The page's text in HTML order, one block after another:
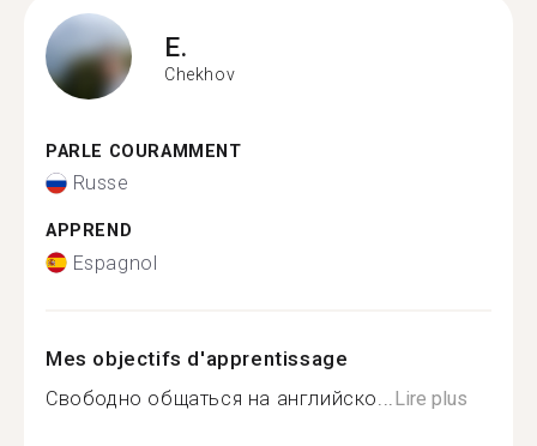
E.
Chekhov
PARLE COURAMMENT
Russe
APPREND
Espagnol
Mes objectifs d'apprentissage
Свободно общаться на английско... Lire plus